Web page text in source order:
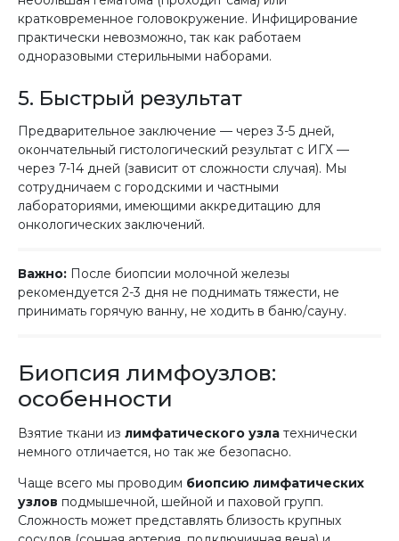
кратковременное головокружение. Инфицирование
практически невозможно, так как работаем
одноразовыми стерильными наборами.
5. Быстрый результат
Предварительное заключение — через 3-5 дней,
окончательный гистологический результат с ИГХ —
через 7-14 дней (зависит от сложности случая). Мы
сотрудничаем с городскими и частными
лабораториями, имеющими аккредитацию для
онкологических заключений.
Важно: После биопсии молочной железы
рекомендуется 2-3 дня не поднимать тяжести, не
принимать горячую ванну, не ходить в баню/сауну.
Биопсия лимфоузлов:
особенности
Взятие ткани из лимфатического узла технически
немного отличается, но так же безопасно.
Чаще всего мы проводим биопсию лимфатических
узлов подмышечной, шейной и паховой групп.
Сложность может представлять близость крупных